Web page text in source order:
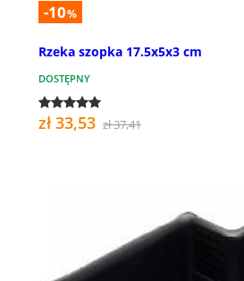
-10%
Rzeka szopka 17.5x5x3 cm
DOSTĘPNY
zł 33,53 zł 37,41